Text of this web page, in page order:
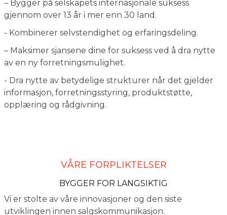
– Bygger på selskapets internasjonale suksess
gjennom over 13 år i mer enn 30 land.
- Kombinerer selvstendighet og erfaringsdeling.
– Maksimer sjansene dine for suksess ved å dra nytte
av en ny forretningsmulighet.
- Dra nytte av betydelige strukturer når det gjelder
informasjon, forretningsstyring, produktstøtte,
opplæring og rådgivning.
VÅRE FORPLIKTELSER
BYGGER FOR LANGSIKTIG
Vi er stolte av våre innovasjoner og den siste
utviklingen innen salgskommunikasjon.